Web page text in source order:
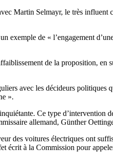
Martin Selmayr, le très influent
exemple de « l’engagement
de la proposition,
avec les décideurs politiques
».
Ce type d’intervention
allemand, Günther
des voitures électriques ont
à la Commission pour